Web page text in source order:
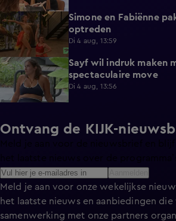
0:34
Simone en Fabiënne
optreden
Di 4 aug, 13:59
0:41
Sayf wil indruk maken
spectaculaire move
Di 4 aug, 13:56
Ontvang de KIJK-
Meld je aan voor onze wekelijkse
het laatste nieuws en aanbiedingen
samenwerking met onze partners